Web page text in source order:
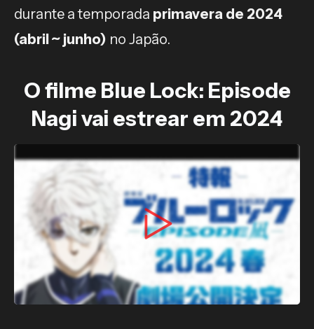
durante a temporada primavera de 2024
(abril ~ junho) no Japão.
O filme Blue Lock: Episode
Nagi vai estrear em 2024